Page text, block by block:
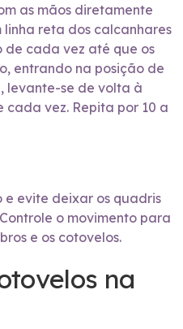
as mãos diretamente
linha reta dos calcanhares
de cada vez até que os
entrando na posição de
levante-se de volta à
cada vez. Repita por 10 a
e evite deixar os quadris
o movimento para
e os cotovelos.
na